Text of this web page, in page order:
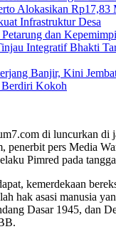
Alokasikan Rp17,83
Infrastruktur Desa
dan
Integratif Bhakti
Banjir, Kini
Kokoh
di luncurkan di
penerbit pers Media
Pimred pada
kemerdekaan
hak asasi manusia
Dasar 1945, dan